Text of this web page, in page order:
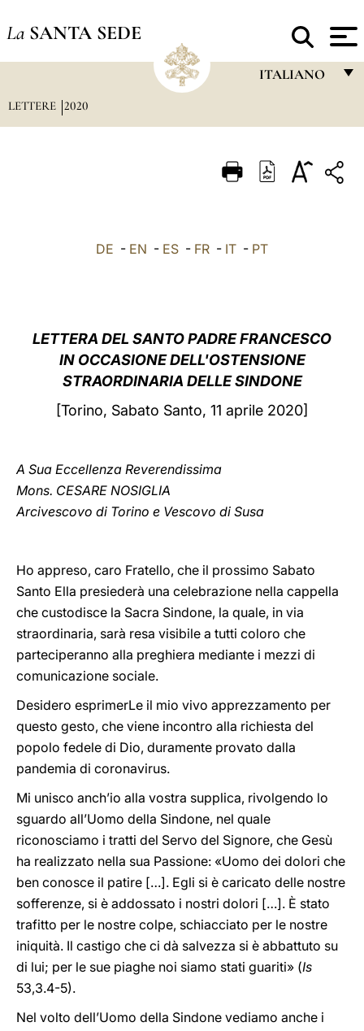
La SANTA SEDE
ITALIANO
ITALIANO
中文
LATINE
LETTERE 2020
DE - EN - ES - FR - IT - PT
LETTERA DEL SANTO PADRE FRANCESCO
IN OCCASIONE DELL'OSTENSIONE
STRAORDINARIA DELLE SINDONE
[Torino, Sabato Santo, 11 aprile 2020]
A Sua Eccellenza Reverendissima
Mons. CESARE NOSIGLIA
Arcivescovo di Torino e Vescovo di Susa
Ho appreso, caro Fratello, che il prossimo Sabato
Santo Ella presiederà una celebrazione nella cappella
che custodisce la Sacra Sindone, la quale, in via
straordinaria, sarà resa visibile a tutti coloro che
parteciperanno alla preghiera mediante i mezzi di
comunicazione sociale.
Desidero esprimerLe il mio vivo apprezzamento per
questo gesto, che viene incontro alla richiesta del
popolo fedele di Dio, duramente provato dalla
pandemia di coronavirus.
Mi unisco anch’io alla vostra supplica, rivolgendo lo
sguardo all’Uomo della Sindone, nel quale
riconosciamo i tratti del Servo del Signore, che Gesù
ha realizzato nella sua Passione: «Uomo dei dolori che
ben conosce il patire […]. Egli si è caricato delle nostre
sofferenze, si è addossato i nostri dolori […]. È stato
trafitto per le nostre colpe, schiacciato per le nostre
iniquità. Il castigo che ci dà salvezza si è abbattuto su
di lui; per le sue piaghe noi siamo stati guariti» (Is
53,3.4-5).
Nel volto dell’Uomo della Sindone vediamo anche i